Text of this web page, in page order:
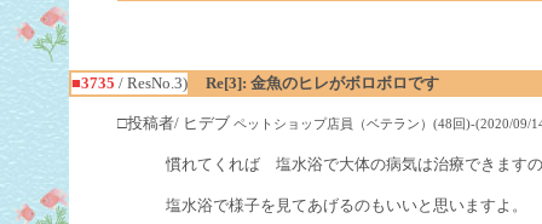
■3735 / ResNo.3) Re[3]: 金魚のヒレがボロボロです
□投稿者/ ヒデブ ペットショップ店員（ベテラン）(48回)-(2020/09/
慣れてくれば 塩水浴で大体の病気は治療できます
塩水浴で様子を見てあげるのもいいと思いますよ。